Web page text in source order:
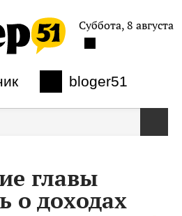
bloger51
Суббота, 8 августа
главы
о доходах